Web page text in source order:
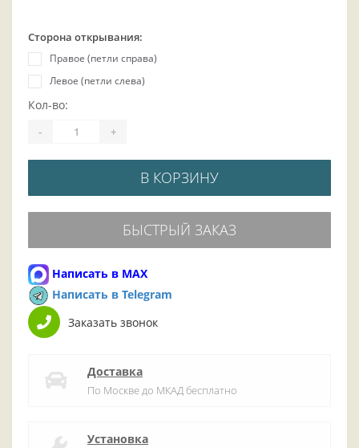
Сторона открывания:
Правое (петли справа)
Левое (петли слева)
Кол-во:
- +
В КОРЗИНУ
БЫСТРЫЙ ЗАКАЗ
Написать в MAX
Написать в Telegram
Заказать звонок
Доставка
По Москве до МКАД бесплатно
Установка